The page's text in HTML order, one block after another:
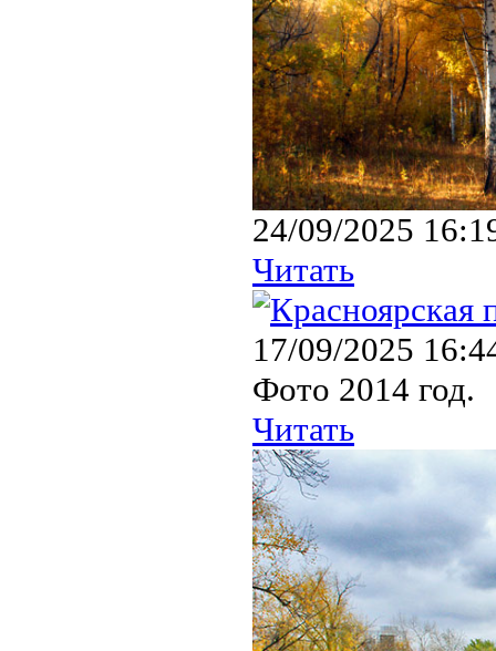
24/09/2025
Читать
17/09/2025
Фото 2014 год.
Читать